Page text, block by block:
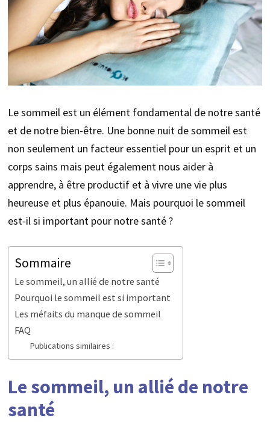
Le sommeil est un élément fondamental de notre santé
et de notre bien-être. Une bonne nuit de sommeil est
non seulement un facteur essentiel pour un esprit et un
corps sains mais peut également nous aider à
apprendre, à être productif et à vivre une vie plus
heureuse et plus épanouie. Mais pourquoi le sommeil
est-il si important pour notre santé ?
Sommaire
Le sommeil, un allié de notre santé
Pourquoi le sommeil est si important
Les méfaits du manque de sommeil
FAQ
Publications similaires :
Le sommeil, un allié de notre
santé